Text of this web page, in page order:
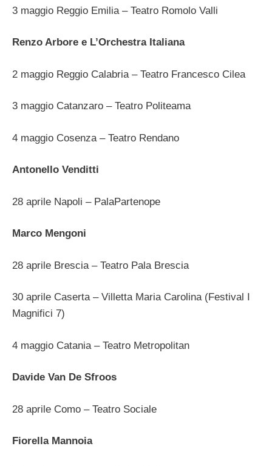
3 maggio Reggio Emilia – Teatro Romolo Valli
Renzo Arbore e L’Orchestra Italiana
2 maggio Reggio Calabria – Teatro Francesco Cilea
3 maggio Catanzaro – Teatro Politeama
4 maggio Cosenza – Teatro Rendano
Antonello Venditti
28 aprile Napoli – PalaPartenope
Marco Mengoni
28 aprile Brescia – Teatro Pala Brescia
30 aprile Caserta – Villetta Maria Carolina (Festival I
Magnifici 7)
4 maggio Catania – Teatro Metropolitan
Davide Van De Sfroos
28 aprile Como – Teatro Sociale
Fiorella Mannoia